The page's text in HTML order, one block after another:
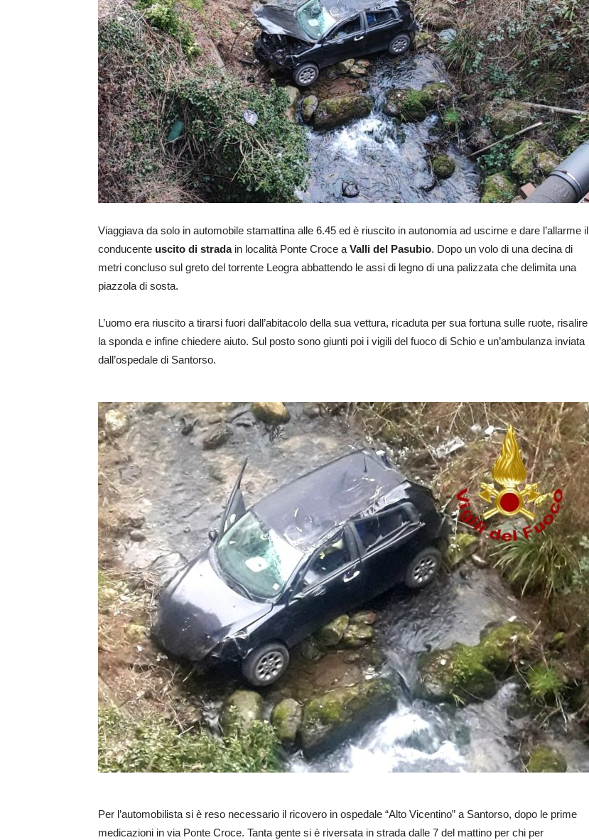
Viaggiava da solo in automobile stamattina alle 6.45 ed è riuscito in autonomia ad uscirne e dare l’allarme il
conducente uscito di stradain località Ponte Croce a Valli del Pasubio. Dopo un volo di una decina di
metri concluso sul greto del torrente Leogra abbattendo le assi di legno di una palizzata che delimita una
piazzola di sosta.
L’uomo era riuscito a tirarsi fuori dall’abitacolo della sua vettura, ricaduta per sua fortuna sulle ruote, risalire
la sponda e infine chiedere aiuto. Sul posto sono giunti poi i vigili del fuoco di Schio e un’ambulanza inviata
dall’ospedale di Santorso.
Per l’automobilista si è reso necessario il ricovero in ospedale “Alto Vicentino” a Santorso, dopo le prime
medicazioni in via Ponte Croce. Tanta gente si è riversata in strada dalle 7 del mattino per chi per